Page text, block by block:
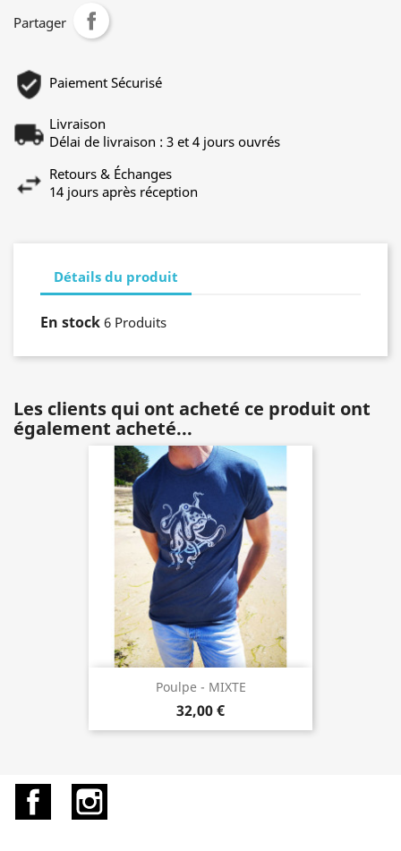
Partager
Paiement Sécurisé
Livraison
Délai de livraison : 3 et 4 jours ouvrés
Retours & Échanges
14 jours après réception
Détails du produit
En stock 6 Produits
Les clients qui ont acheté ce produit ont
également acheté...
Poulpe - MIXTE
32,00 €
Facebook